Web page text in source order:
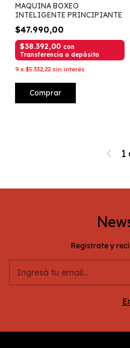
MAQUINA BOXEO
INTELIGENTE PRINCIPIANTE
$47.990,00
$38.392,00 con
Transferencia o depósito
9 x $5.332,22 sin interés
Comprar
1
Registrate y